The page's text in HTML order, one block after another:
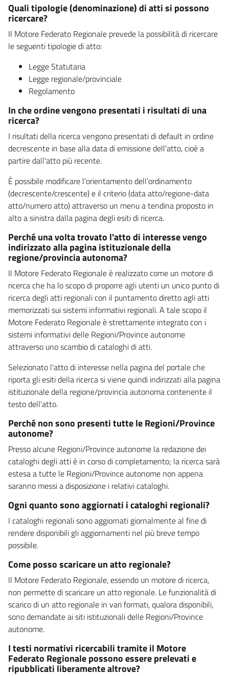
Quali tipologie (denominazione) di atti si possono
ricercare?
Il Motore Federato Regionale prevede la possibilità di ricercare
le seguenti tipologie di atto:
Legge Statutaria
Legge regionale/provinciale
Regolamento
In che ordine vengono presentati i risultati di una
ricerca?
I risultati della ricerca vengono presentati di default in ordine
decrescente in base alla data di emissione dell'atto, cioè a
partire dall'atto più recente.
È possibile modificare l'orientamento dell'ordinamento
(decrescente/crescente) e il criterio (data atto/regione-data
atto/numero atto) attraverso un menu a tendina proposto in
alto a sinistra dalla pagina degli esiti di ricerca.
Perché una volta trovato l'atto di interesse vengo
indirizzato alla pagina istituzionale della
regione/provincia autonoma?
Il Motore Federato Regionale è realizzato come un motore di
ricerca che ha lo scopo di proporre agli utenti un unico punto di
ricerca degli atti regionali con il puntamento diretto agli atti
memorizzati sui sistemi informativi regionali. A tale scopo il
Motore Federato Regionale è strettamente integrato con i
sistemi informativi delle Regioni/Province autonome
attraverso uno scambio di cataloghi di atti.
Selezionato l'atto di interesse nella pagina del portale che
riporta gli esiti della ricerca si viene quindi indirizzati alla pagina
istituzionale della regione/provincia autonoma contenente il
testo dell'atto.
Perché non sono presenti tutte le Regioni/Province
autonome?
Presso alcune Regioni/Province autonome la redazione dei
cataloghi degli atti è in corso di completamento; la ricerca sarà
estesa a tutte le Regioni/Province autonome non appena
saranno messi a disposizione i relativi cataloghi.
Ogni quanto sono aggiornati i cataloghi regionali?
I cataloghi regionali sono aggiornati giornalmente al fine di
rendere disponibili gli aggiornamenti nel più breve tempo
possibile.
Come posso scaricare un atto regionale?
Il Motore Federato Regionale, essendo un motore di ricerca,
non permette di scaricare un atto regionale. Le funzionalità di
scarico di un atto regionale in vari formati, qualora disponibili,
sono demandate ai siti istituzionali delle Regioni/Province
autonome.
I testi normativi ricercabili tramite il Motore
Federato Regionale possono essere prelevati e
ripubblicati liberamente altrove?